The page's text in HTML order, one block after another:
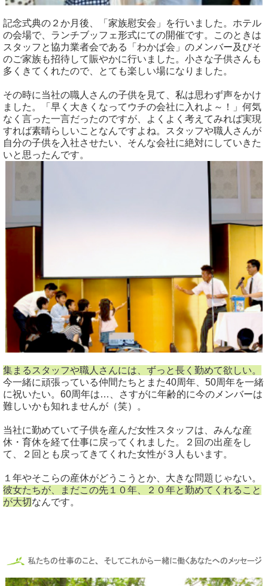
記念式典の２か月後、「家族慰安会」を行いました。ホテル
の会場で、ランチブッフェ形式にての開催です。このときは
スタッフと協力業者会である「わかば会」のメンバー及びそ
のご家族も招待して賑やかに行いました。小さな子供さんも
多くきてくれたので、とても楽しい場になりました。
その時に当社の職人さんの子供を見て、私は思わず声をかけ
ました。「早く大きくなってウチの会社に入れよ～！」何気
なく言った一言だったのですが、よくよく考えてみれば実現
すれば素晴らしいことなんですよね。スタッフや職人さんが
自分の子供を入社させたい、そんな会社に絶対にしていきた
いと思ったんです。
集まるスタッフや職人さんには、ずっと長く勤めて欲しい。
今一緒に頑張っている仲間たちとまた40周年、50周年を一緒
に祝いたい。60周年は…、さすがに年齢的に今のメンバーは
難しいかも知れませんが（笑）。
当社に勤めていて子供を産んだ女性スタッフは、みんな産
休・育休を経て仕事に戻ってくれました。２回の出産をし
て、２回とも戻ってきてくれた女性が３人もいます。
１年やそこらの産休がどうこうとか、大きな問題じゃない。
彼女たちが、まだこの先１０年、２０年と勤めてくれること
が大切なんです。